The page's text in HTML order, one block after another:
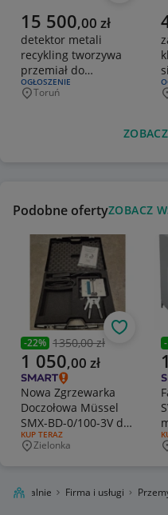
Aktualna cena
15 500,00 zł
detektor metali
recykling tworzywa
przemiał do
transportu
pneumatycznego
RODZAJ OFERTY:
OGŁOSZENIE
Miejscowość
Toruń
Podobne ofertyZOBACZ
Poprzednia cena
-22% 1350,00 zł
Aktualna cena
1 050,00 zł
Nowa Zgrzewarka
Doczołowa Müssel
SMX-BD-0/100-3V do
Taśm (Szer. 100mm)
RODZAJ OFERTY:
KUP TERAZ
Miejscowość
Zielonka
Obserwuj
-
Lokalnie Firma i usługi